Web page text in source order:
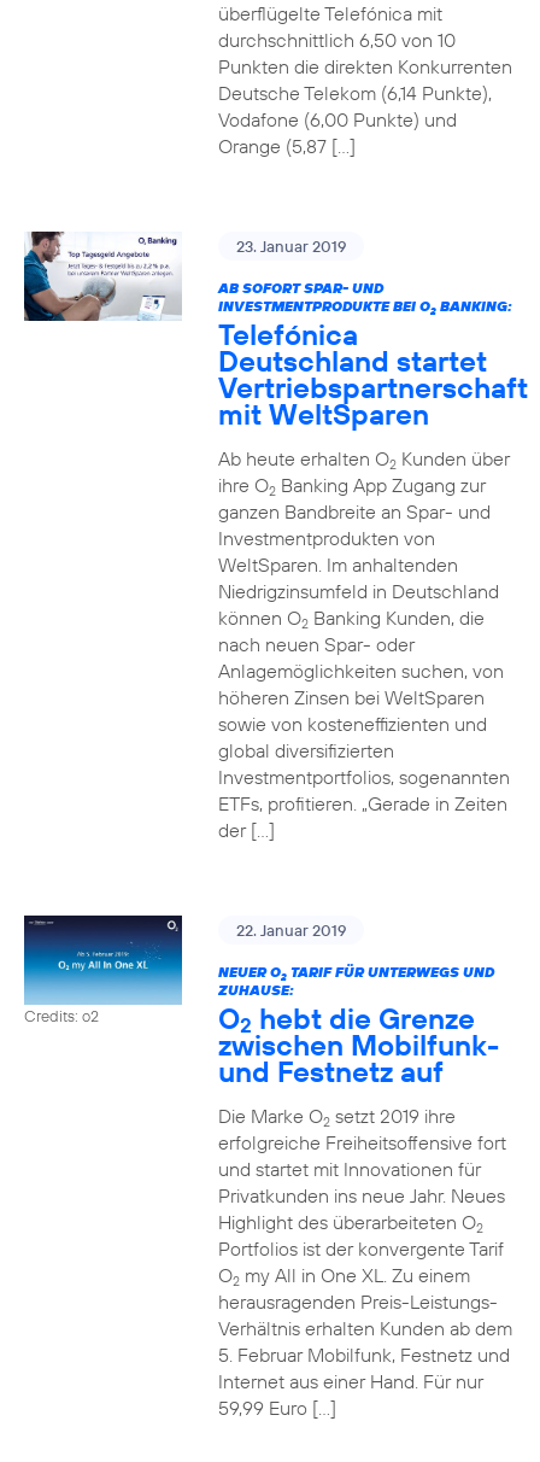
überflügelte Telefónica mit
durchschnittlich 6,50 von 10
Punkten die direkten Konkurrenten
Deutsche Telekom (6,14 Punkte),
Vodafone (6,00 Punkte) und
Orange (5,87 […]
23. Januar 2019
AB SOFORT SPAR- UND
INVESTMENTPRODUKTE BEI O2BANKING:
Telefónica
Deutschland startet
Vertriebspartnerschaft
mit WeltSparen
Ab heute erhalten O2Kunden über
ihre O2Banking App Zugang zur
ganzen Bandbreite an Spar- und
Investmentprodukten von
WeltSparen. Im anhaltenden
Niedrigzinsumfeld in Deutschland
können O2Banking Kunden, die
nach neuen Spar- oder
Anlagemöglichkeiten suchen, von
höheren Zinsen bei WeltSparen
sowie von kosteneffizienten und
global diversifizierten
Investmentportfolios, sogenannten
ETFs, profitieren. „Gerade in Zeiten
der […]
Credits: o2
22. Januar 2019
NEUER O2TARIF FÜR UNTERWEGS UND
ZUHAUSE:
O2 hebt die Grenze
zwischen Mobilfunk-
und Festnetz auf
Die Marke O2setzt 2019 ihre
erfolgreiche Freiheitsoffensive fort
und startet mit Innovationen für
Privatkunden ins neue Jahr. Neues
Highlight des überarbeiteten O2
Portfolios ist der konvergente Tarif
O2my All in One XL. Zu einem
herausragenden Preis-Leistungs-
Verhältnis erhalten Kunden ab dem
5. Februar Mobilfunk, Festnetz und
Internet aus einer Hand. Für nur
59,99 Euro […]